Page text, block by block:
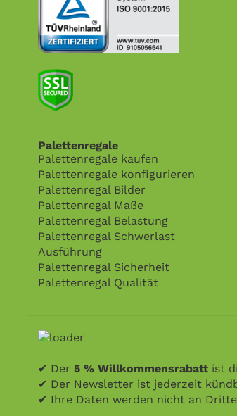
Palettenregale
Palettenregale kaufen
Palettenregale konfigurieren
Palettenregal Bilder
Palettenregal Maße
Palettenregal Belastung
Palettenregal Schwerlast
Ausführung
Palettenregal Sicherheit
Palettenregal Qualität
✔ Der 5 % Willkommensrabattist
✔ Der Newsletter ist jederzeit
✔ Ihre Daten werden nicht an